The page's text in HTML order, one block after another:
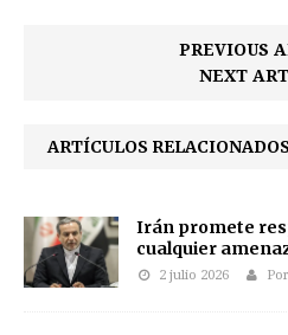
PREVIOUS
NEXT
ARTÍCULOS RELACIONADOS
Irán promete
cualquier
2 julio 2026